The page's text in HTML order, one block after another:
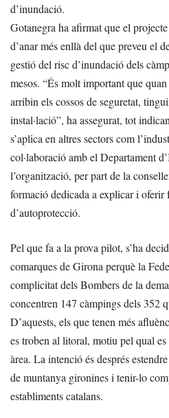
d’inundació.
Gotanegra ha afirmat que el
d’anar més enllà del que preveu el
gestió del risc d’inundació dels
mesos. “És molt important que
arribin els cossos de seguretat,
instal·lació”, ha assegurat, tot
s’aplica en altres sectors com
col·laboració amb el Departament
l’organització, per part de la
formació dedicada a explicar i oferir
d’autoprotecció.
Pel que fa a la prova pilot, s’ha
comarques de Girona perquè la
complicitat dels Bombers de la
concentren 147 càmpings dels 352
D’aquests, els que tenen més
es troben al litoral, motiu pel qual
àrea. La intenció és després
de muntanya gironines i tenir-lo
establiments catalans.